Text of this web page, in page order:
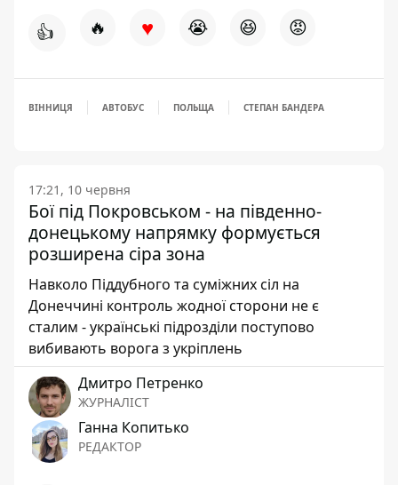
👍 🔥 ♥ 😭 😆 😡
ВІННИЦЯ АВТОБУС ПОЛЬЩА СТЕПАН БАНДЕРА
17:21, 10 червня
Бої під Покровськом - на південно-
донецькому напрямку формується
розширена сіра зона
Навколо Піддубного та суміжних сіл на
Донеччині контроль жодної сторони не є
сталим - українські підрозділи поступово
вибивають ворога з укріплень
Дмитро Петренко
ЖУРНАЛІСТ
Ганна Копитько
РЕДАКТОР